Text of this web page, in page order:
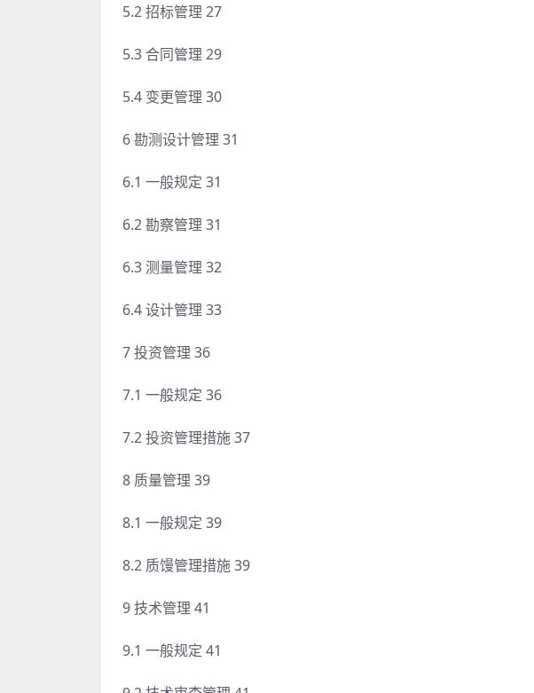
5.2 招标管理 27
5.3 合同管理 29
5.4 变更管理 30
6 勘测设计管理 31
6.1 一般规定 31
6.2 勘察管理 31
6.3 测量管理 32
6.4 设计管理 33
7 投资管理 36
7.1 一般规定 36
7.2 投资管理措施 37
8 质量管理 39
8.1 一般规定 39
8.2 质馒管理措施 39
9 技术管理 41
9.1 一般规定 41